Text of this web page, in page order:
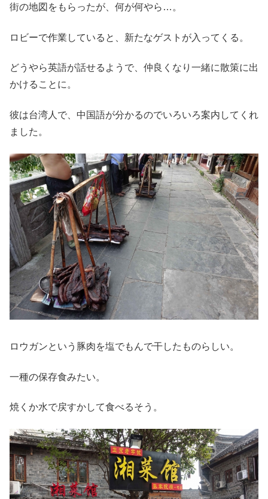
街の地図をもらったが、何が何やら…。
ロビーで作業していると、新たなゲストが入ってくる。
どうやら英語が話せるようで、仲良くなり一緒に散策に出
かけることに。
彼は台湾人で、中国語が分かるのでいろいろ案内してくれ
ました。
ロウガンという豚肉を塩でもんで干したものらしい。
一種の保存食みたい。
焼くか水で戻すかして食べるそう。